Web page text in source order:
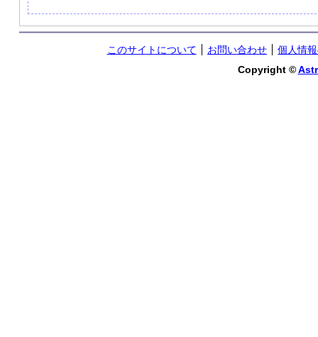
このサイトについて お問い合わせ
個人情
Copyright ©